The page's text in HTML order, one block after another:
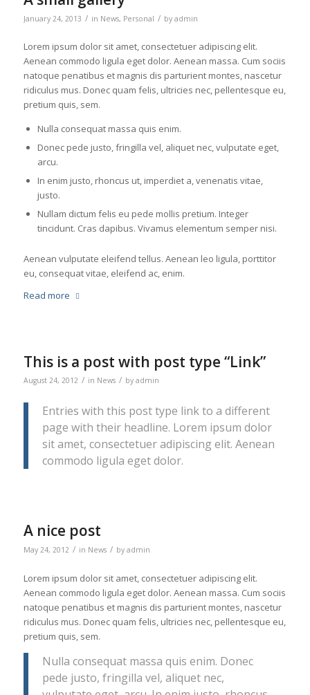
January 24, 2013 / in News, Personal / by admin
Lorem ipsum dolor sit amet, consectetuer adipiscing elit.
Aenean commodo ligula eget dolor. Aenean massa. Cum sociis
natoque penatibus et magnis dis parturient montes, nascetur
ridiculus mus. Donec quam felis, ultricies nec, pellentesque eu,
pretium quis, sem.
Nulla consequat massa quis enim.
Donec pede justo, fringilla vel, aliquet nec, vulputate eget,
arcu.
In enim justo, rhoncus ut, imperdiet a, venenatis vitae,
justo.
Nullam dictum felis eu pede mollis pretium. Integer
tincidunt. Cras dapibus. Vivamus elementum semper nisi.
Aenean vulputate eleifend tellus. Aenean leo ligula, porttitor
eu, consequat vitae, eleifend ac, enim.
Read more
This is a post with post type “Link”
August 24, 2012 / in News / by admin
Entries with this post type link to a different
page with their headline. Lorem ipsum dolor
sit amet, consectetuer adipiscing elit. Aenean
commodo ligula eget dolor.
A nice post
May 24, 2012 / in News / by admin
Lorem ipsum dolor sit amet, consectetuer adipiscing elit.
Aenean commodo ligula eget dolor. Aenean massa. Cum sociis
natoque penatibus et magnis dis parturient montes, nascetur
ridiculus mus. Donec quam felis, ultricies nec, pellentesque eu,
pretium quis, sem.
Nulla consequat massa quis enim. Donec
pede justo, fringilla vel, aliquet nec,